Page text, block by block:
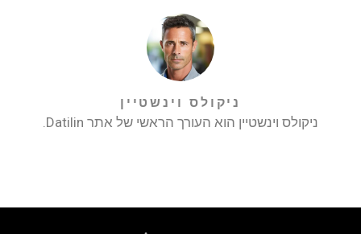
ניקולס וינשטיין
ניקולס וינשטיין הוא העורך הראשי של אתר Datilin.